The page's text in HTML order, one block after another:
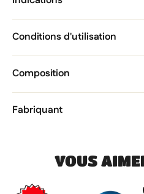
Conditions d'utilisation
Composition
Fabriquant
VOUS